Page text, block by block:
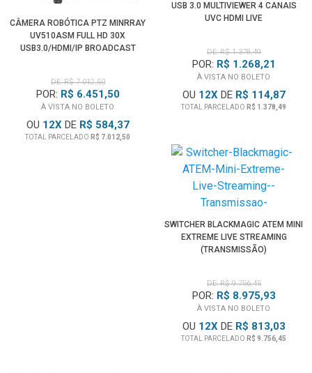
CÂMERA ROBÓTICA PTZ MINRRAY
UV510ASM FULL HD 30X
USB3.0/HDMI/IP BROADCAST
DE: R$ 7.012,50
POR: R$ 6.451,50
À VISTA NO BOLETO
OU 12XDE R$ 584,37
TOTAL PARCELADO R$ 7.012,50
USB 3.0 MULTIVIEWER 4 CANAIS
UVC HDMI LIVE
DE: R$ 1.378,49
POR: R$ 1.268,21
À VISTA NO BOLETO
OU 12XDE R$ 114,87
TOTAL PARCELADO R$ 1.378,49
SWITCHER BLACKMAGIC ATEM MINI
EXTREME LIVE STREAMING
(TRANSMISSÃO)
DE: R$ 9.756,45
POR: R$ 8.975,93
À VISTA NO BOLETO
OU 12XDE R$ 813,03
TOTAL PARCELADO R$ 9.756,45